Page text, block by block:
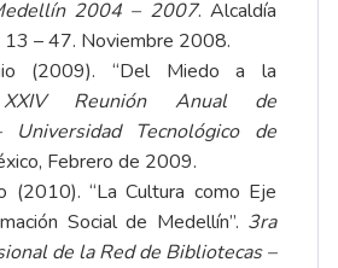
2004 – 2007. Alcaldía
13 – 47. Noviembre 2008.
(2009). “Del Miedo a la
XXIV Reunión Anual de
Universidad Tecnológico de
Febrero de 2009.
(2010). “La Cultura como Eje
Social de Medellín”. 3ra
de la Red de Bibliotecas –